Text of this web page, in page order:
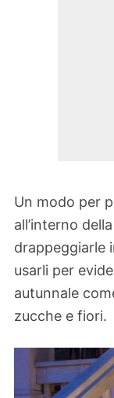
Un modo per
all’interno
drappeggiarle
usarli per
autunnale
zucche e fiori.